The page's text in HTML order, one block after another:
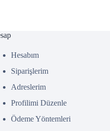
Hesabım
Siparişlerim
Adreslerim
Profilimi Düzenle
Ödeme Yöntemleri